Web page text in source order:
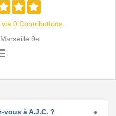
0 Contributions
9e
vous à A.J.C. ?